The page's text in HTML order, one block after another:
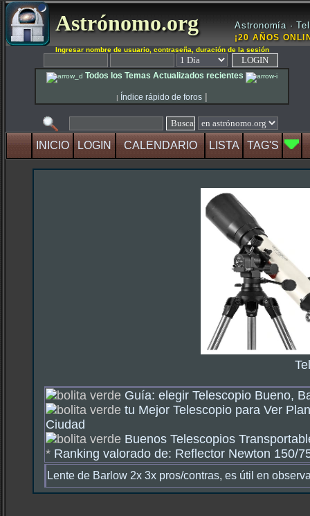
Astrónomo.org Astronomía ·
¡20 AÑOS
Ingresar nombre de usuario, contraseña, duración de la sesión
Todos los Temas Actualizados recientes
| Índice rápido de foros |
INICIO LOGIN CALENDARIO LISTA TAG'S
Guía: elegir Telescopio Bueno,
tu Mejor Telescopio para Ver
Ciudad
Buenos Telescopios
* Ranking valorado de: Reflector Newton 150/
Lente de Barlow 2x 3x pros/contras, es útil en